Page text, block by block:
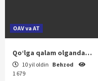
OAV va AT
Qo‘lga qalam olganda…
10 yil oldin Behzod
1 679